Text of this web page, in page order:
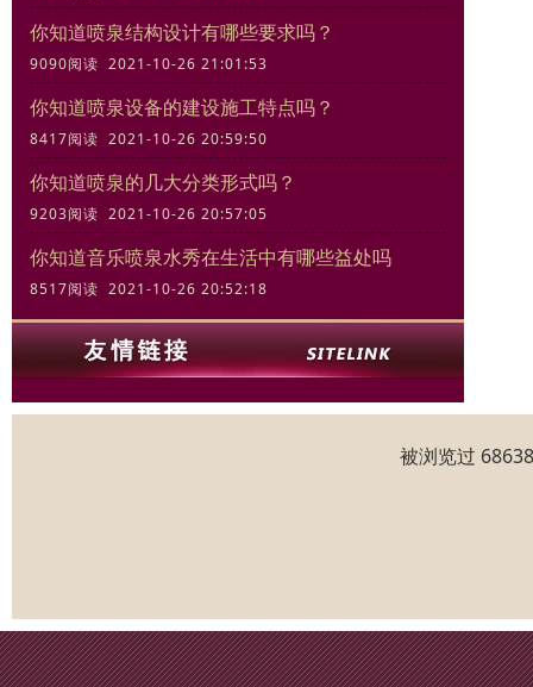
你知道喷泉结构设计有哪些要求吗？
9090阅读 2021-10-26 21:01:53
你知道喷泉设备的建设施工特点吗？
8417阅读 2021-10-26 20:59:50
你知道喷泉的几大分类形式吗？
9203阅读 2021-10-26 20:57:05
你知道音乐喷泉水秀在生活中有哪些益处吗
8517阅读 2021-10-26 20:52:18
被浏览过